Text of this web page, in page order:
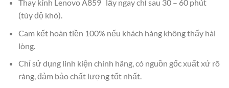
Thay kính Lenovo A859 lấy ngay chỉ sau 30 – 60 phút
(tùy độ khó).
Cam kết hoàn tiền 100% nếu khách hàng không thấy hài
lòng.
Chỉ sử dụng linh kiện chính hãng, có nguồn gốc xuất xứ rõ
ràng, đảm bảo chất lượng tốt nhất.